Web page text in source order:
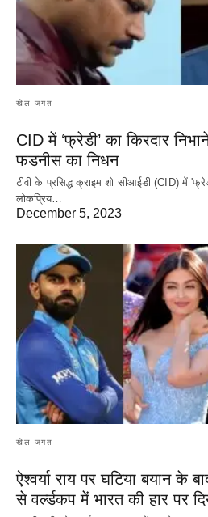
खेल जगत
CID में ‘फ्रेडी’ का किरदार
फडनीस का निधन
टीवी के प्रसिद्ध क्राइम शो सीआईडी (CID) में
लोकप्रिय…
December 5, 2023
खेल जगत
ऐश्वर्या राय पर‌ घटिया बयान के
से वर्ल्डकप में भारत की हार पर